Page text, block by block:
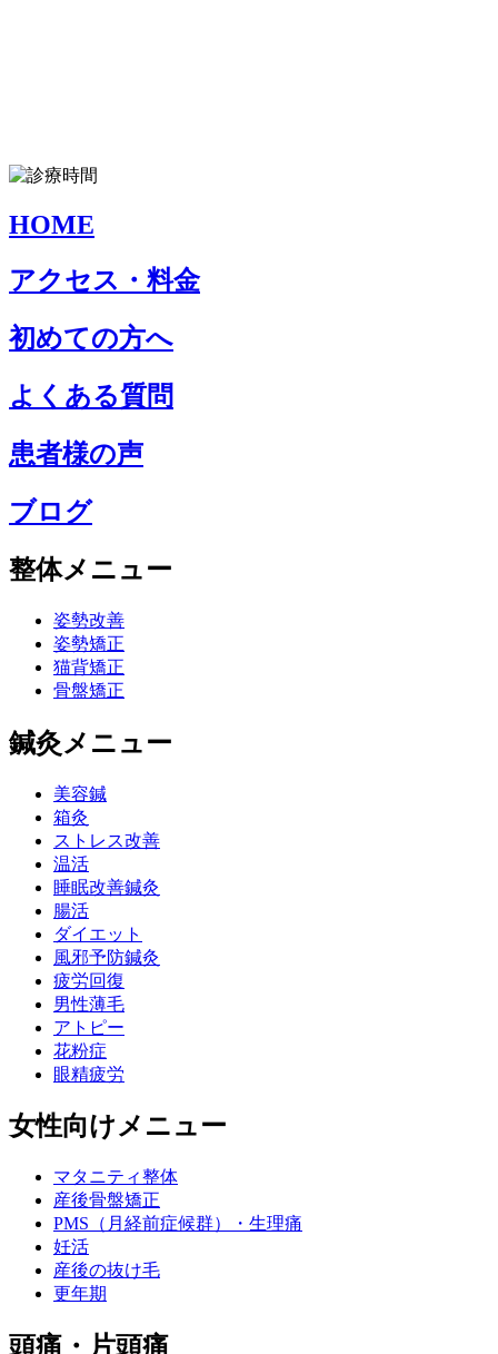
HOME
アクセス・料金
初めての方へ
よくある質問
患者様の声
ブログ
整体メニュー
姿勢改善
姿勢矯正
猫背矯正
骨盤矯正
鍼灸メニュー
美容鍼
箱灸
ストレス改善
温活
睡眠改善鍼灸
腸活
ダイエット
風邪予防鍼灸
疲労回復
男性薄毛
アトピー
花粉症
眼精疲労
女性向けメニュー
マタニティ整体
産後骨盤矯正
PMS（月経前症候群）・生理痛
妊活
産後の抜け毛
更年期
頭痛・片頭痛